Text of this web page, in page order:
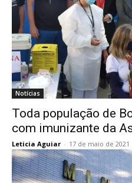
Notícias
Toda população de
com imunizante da
Leticia Aguiar - 17 de maio de 2021